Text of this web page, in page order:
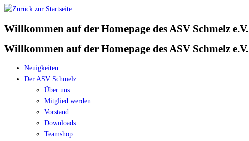
Zum
springen
Willkommen auf der Homepage des ASV Schmelz e.V.
Willkommen auf der Homepage des ASV Schmelz e.V.
Neuigkeiten
Der ASV Schmelz
Über uns
Mitglied werden
Vorstand
Downloads
Teamshop